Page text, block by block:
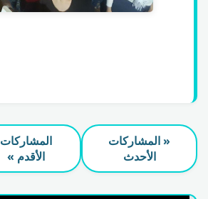
« المشاركات
الأحدث
المشاركات
الأقدم »